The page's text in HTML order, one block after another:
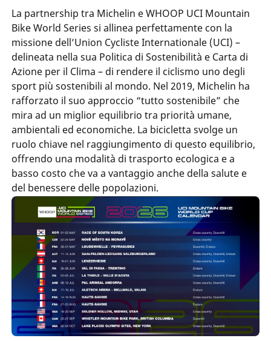
La partnership tra Michelin e WHOOP UCI Mountain
Bike World Series si allinea perfettamente con la
missione dell’Union Cycliste Internationale (UCI) –
delineata nella sua Politica di Sostenibilità e Carta di
Azione per il Clima – di rendere il ciclismo uno degli
sport più sostenibili al mondo. Nel 2019, Michelin ha
rafforzato il suo approccio “tutto sostenibile” che
mira ad un miglior equilibrio tra priorità umane,
ambientali ed economiche. La bicicletta svolge un
ruolo chiave nel raggiungimento di questo equilibrio,
offrendo una modalità di trasporto ecologica e a
basso costo che va a vantaggio anche della salute e
del benessere delle popolazioni.